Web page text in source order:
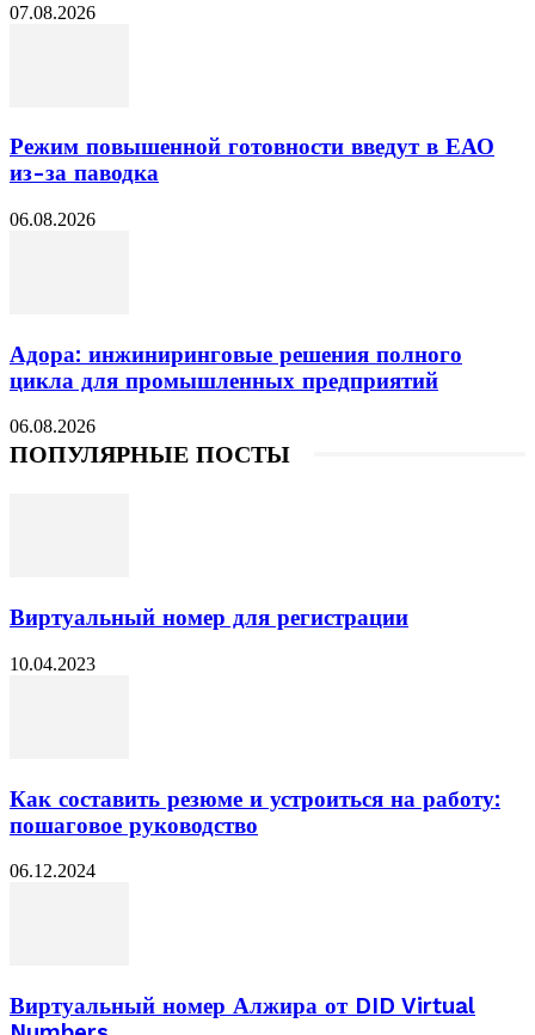
07.08.2026
Режим повышенной готовности введут в ЕАО
из-за паводка
06.08.2026
Адора: инжиниринговые решения полного
цикла для промышленных предприятий
06.08.2026
ПОПУЛЯРНЫЕ ПОСТЫ
Виртуальный номер для регистрации
10.04.2023
Как составить резюме и устроиться на работу:
пошаговое руководство
06.12.2024
Виртуальный номер Алжира от DID Virtual